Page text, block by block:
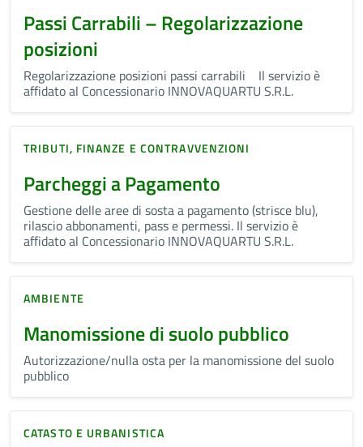
Passi Carrabili – Regolarizzazione
posizioni
Regolarizzazione posizioni passi carrabili Il servizio è
affidato al Concessionario INNOVAQUARTU S.R.L.
TRIBUTI, FINANZE E CONTRAVVENZIONI
Parcheggi a Pagamento
Gestione delle aree di sosta a pagamento (strisce blu),
rilascio abbonamenti, pass e permessi. Il servizio è
affidato al Concessionario INNOVAQUARTU S.R.L.
AMBIENTE
Manomissione di suolo pubblico
Autorizzazione/nulla osta per la manomissione del suolo
pubblico
CATASTO E URBANISTICA